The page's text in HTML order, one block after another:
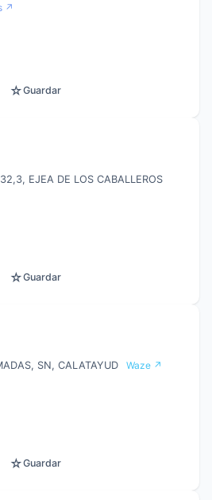
↗
☆Guardar
EJEA DE LOS CABALLEROS
☆Guardar
SN, CALATAYUD
Waze ↗
☆Guardar